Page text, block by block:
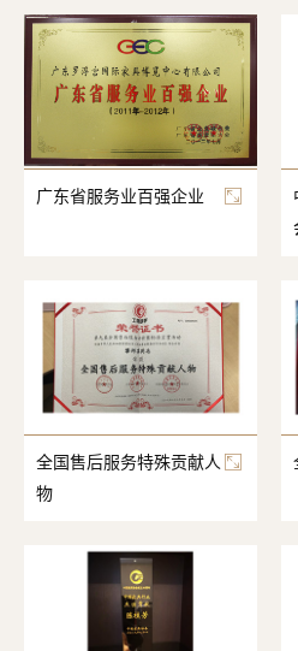
广东省服务业百强企业
全国售后服务特殊贡献人
物